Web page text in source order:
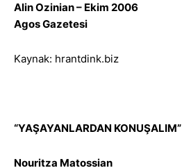
Alin Ozinian – Ekim 2006
Agos Gazetesi
Kaynak: hrantdink.biz
“YAŞAYANLARDAN KONUŞALIM”
Nouritza Matossian